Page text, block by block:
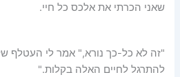
שאני הכרתי את אלכס כל חיי.
"זה לא כל-כך נורא," אמר לי העטלף
להתרגל לחיים האלה בקלות."